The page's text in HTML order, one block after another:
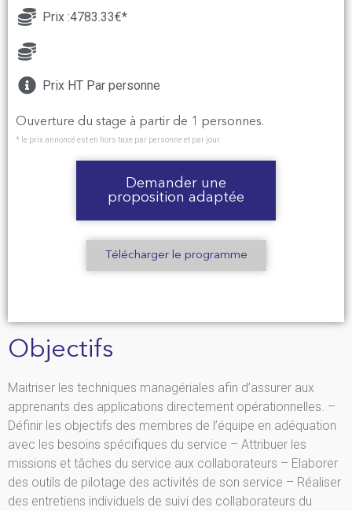
Prix :4783.33€*
Prix HT Par personne
Ouverture du stage à partir de 1 personnes.
* le prix annoncé est en hors taxe par personne et par jour
Demander une
proposition adaptée
Télécharger le programme
Objectifs
Maitriser les techniques managériales afin d’assurer aux
apprenants des applications directement opérationnelles. –
Définir les objectifs des membres de l’équipe en adéquation
avec les besoins spécifiques du service – Attribuer les
missions et tâches du service aux collaborateurs – Elaborer
des outils de pilotage des activités de son service – Réaliser
des entretiens individuels de suivi des collaborateurs du